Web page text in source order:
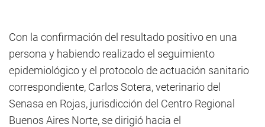
Con la confirmación del resultado positivo en una
persona y habiendo realizado el seguimiento
epidemiológico y el protocolo de actuación sanitario
correspondiente, Carlos Sotera, veterinario del
Senasa en Rojas, jurisdicción del Centro Regional
Buenos Aires Norte, se dirigió hacia el